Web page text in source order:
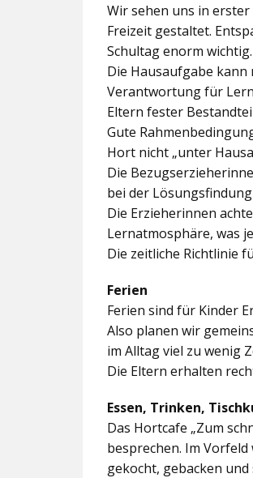
Wir sehen uns in
Freizeit gestaltet.
Schultag enorm wichtig.
Die Hausaufgabe
Verantwortung für
Eltern fester
Gute
Hort nicht „unter
Die
bei der
Die Erzieherinnen
Lernatmosphäre, was
Die zeitliche Richtlinie
Ferien
Ferien sind für Kinder
Also planen wir
im Alltag viel zu wenig
Die Eltern erhalten
Essen, Trinken,
Das Hortcafe „Zum
besprechen. Im
gekocht, gebacken